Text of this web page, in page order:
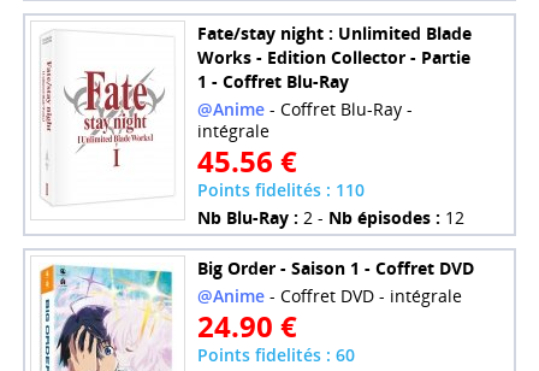
Fate/stay night : Unlimited Blade
Works - Edition Collector - Partie
1 - Coffret Blu-Ray
@Anime - Coffret Blu-Ray -
intégrale
45.56 €
Points fidelités : 110
Nb Blu-Ray : 2 - Nb épisodes : 12
Big Order - Saison 1 - Coffret DVD
@Anime - Coffret DVD - intégrale
24.90 €
Points fidelités : 60